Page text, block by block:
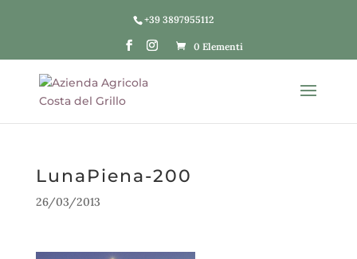
+39 3897955112
0 Elementi
LunaPiena-200
26/03/2013